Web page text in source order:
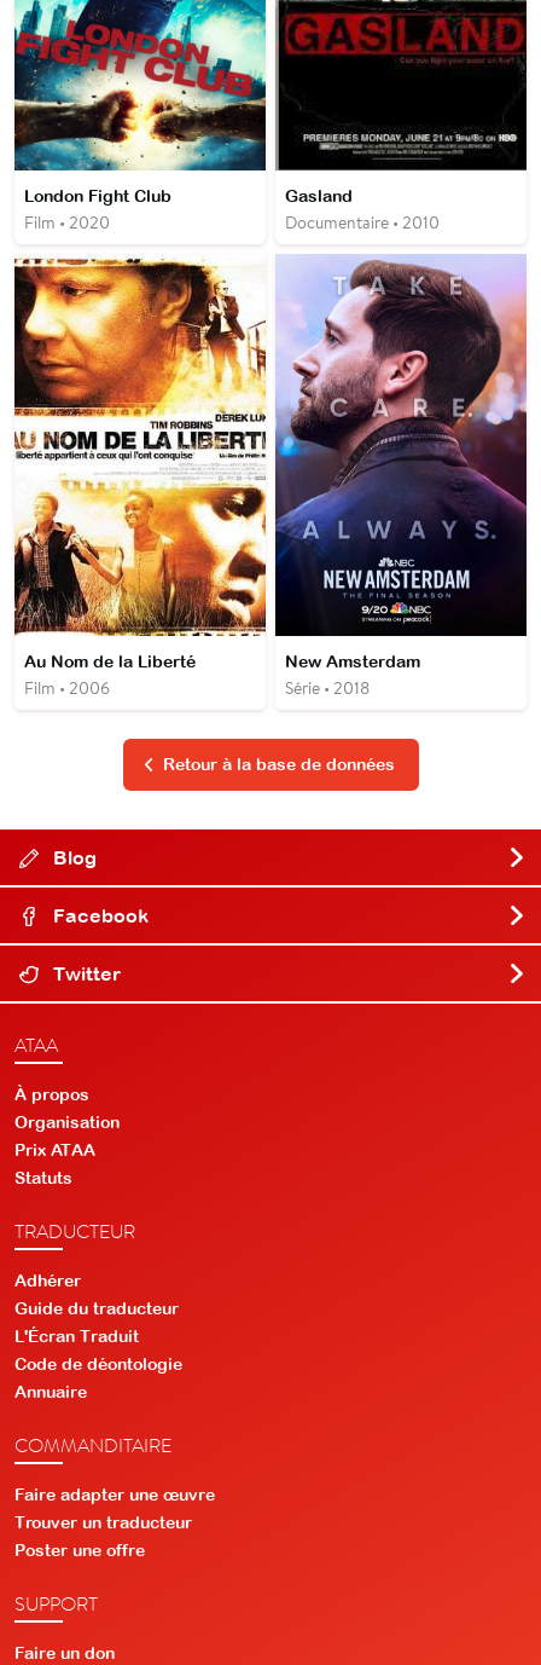
London Fight Club
Film • 2020
Gasland
Documentaire • 2010
Au Nom de la Liberté
Film • 2006
New Amsterdam
Série • 2018
Retour à la base de données
Blog
Facebook
Twitter
ATAA
À propos
Organisation
Prix ATAA
Statuts
TRADUCTEUR
Adhérer
Guide du traducteur
L'Écran Traduit
Code de déontologie
Annuaire
COMMANDITAIRE
Faire adapter une œuvre
Trouver un traducteur
Poster une offre
SUPPORT
Faire un don